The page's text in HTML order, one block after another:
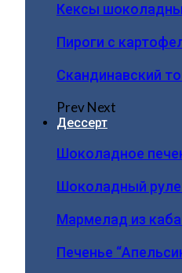
Кексы
Пироги c
Скандинавский
PrevNext
Дессерт
Шоколадное
Шоколадный
Мармелад из
Печенье